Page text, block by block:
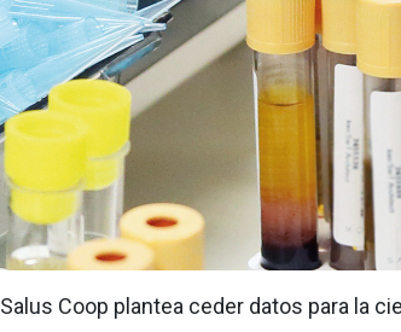
Salus Coop plantea ceder datos para la